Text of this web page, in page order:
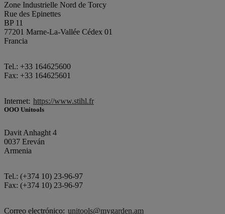
Zone Industrielle Nord de Torcy
Rue des Epinettes
BP 11
77201 Marne-La-Vallée Cédex 01
Francia
Tel.: +33 164625600
Fax: +33 164625601
Internet: https://www.stihl.fr
OOO Unitools
Davit Anhaght 4
0037 Ereván
Armenia
Tel.: (+374 10) 23-96-97
Fax: (+374 10) 23-96-97
Correo electrónico: unitools@mygarden.am